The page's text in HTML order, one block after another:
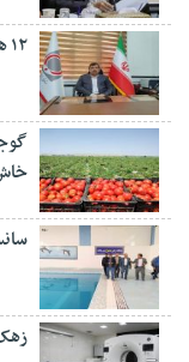
۱۲ هزار واحد خون، نیاز پنهان سیستان‌وبلوچستان